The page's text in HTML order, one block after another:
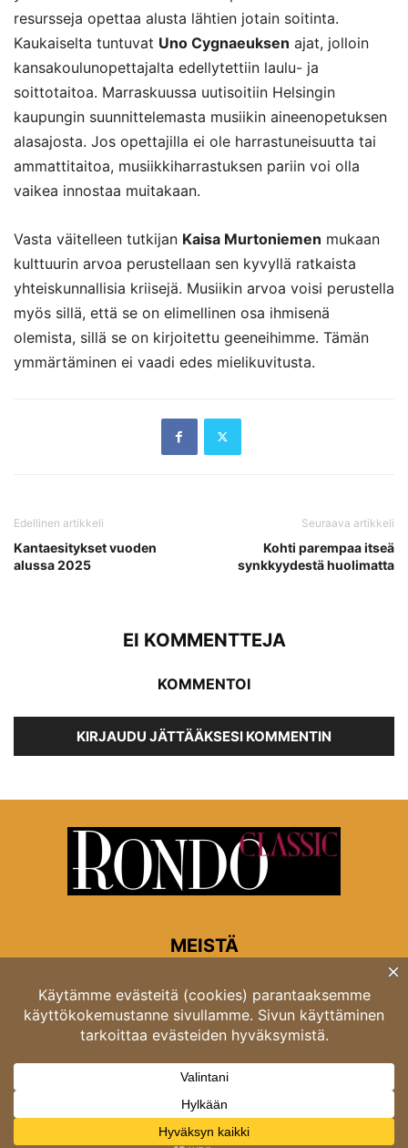
resursseja opettaa alusta lähtien jotain soitinta.
Kaukaiselta tuntuvat Uno Cygnaeuksen ajat, jolloin
kansakoulunopettajalta edellytettiin laulu- ja
soittotaitoa. Marraskuussa uutisoitiin Helsingin
kaupungin suunnittelemasta musiikin aineenopetuksen
alasajosta. Jos opettajilla ei ole harrastuneisuutta tai
ammattitaitoa, musiikkiharrastuksen pariin voi olla
vaikea innostaa muitakaan.
Vasta väitelleen tutkijan Kaisa Murtoniemen mukaan
kulttuurin arvoa perustellaan sen kyvyllä ratkaista
yhteiskunnallisia kriisejä. Musiikin arvoa voisi perustella
myös sillä, että se on elimellinen osa ihmisenä
olemista, sillä se on kirjoitettu geeneihimme. Tämän
ymmärtäminen ei vaadi edes mielikuvitusta.
Edellinen artikkeli
Kantaesitykset vuoden
alussa 2025
Seuraava artikkeli
Kohti parempaa itseä
synkkyydestä huolimatta
EI KOMMENTTEJA
KOMMENTOI
KIRJAUDU JÄTTÄÄKSESI KOMMENTIN
MEISTÄ
Rondon toimitus
Opastinsilta 6A 00520 Helsinki
Asiakaspalvelu: puh. 03 4246 5318
asiakaspalvelu@rondo.fi
Ota meihin yhteyttä:toimitus@rondo.fi
© Classicus Oy 2026 ver 2.4